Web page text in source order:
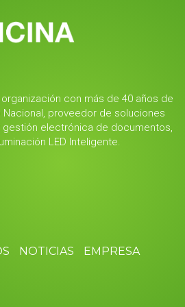
organización con más de 40 años de
proveedor de soluciones
electrónica de documentos,
LED Inteligente.
NOTICIAS
EMPRESA